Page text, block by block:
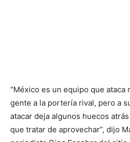
“México es un equipo que ataca
gente a la portería rival, pero a
atacar deja algunos huecos
que tratar de aprovechar”, dijo